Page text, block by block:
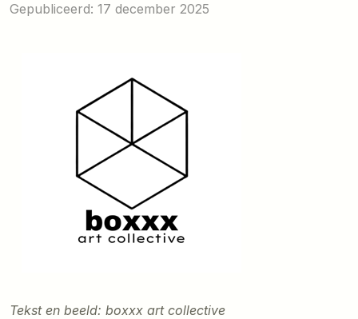
Gepubliceerd: 17 december 2025
Tekst en beeld: boxxx art collective